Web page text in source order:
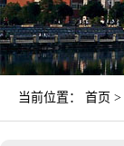
当前位置： 首页 >